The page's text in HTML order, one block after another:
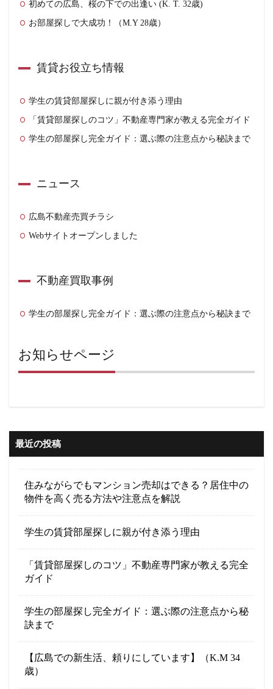
初めての広島、桜の下での出逢い (K. T. 32歳)
お部屋探しで大成功！（M.Y 28歳）
賃貸お役立ち情報
学生の賃貸部屋探しに親が付き添う理由
「賃貸部屋探しのコツ」不動産専門家が教える完全ガイド
学生の部屋探し完全ガイド：選ぶ際の注意点から秘訣まで
ニュース
広島不動産売買チラシ
Webサイトオープンしました
不動産買取事例
学生の部屋探し完全ガイド：選ぶ際の注意点から秘訣まで
お知らせページ
最近の投稿
住みながらでもマンション売却はできる？居住中の
物件を高く売る方法や注意点を解説
学生の賃貸部屋探しに親が付き添う理由
「賃貸部屋探しのコツ」不動産専門家が教える完全
ガイド
学生の部屋探し完全ガイド：選ぶ際の注意点から秘
訣まで
【広島での新生活、頼りにしています】（K.M 34
歳）